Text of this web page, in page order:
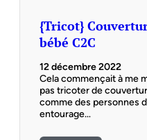
{Tricot}
bébé C2C
12 décembre 2022
Cela commençait à me
pas tricoter de
comme des personnes
entourage…